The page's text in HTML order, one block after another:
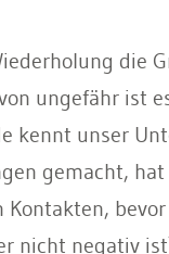
die
ungefähr ist
kennt unser
gemacht,
Kontakten,
nicht negativ